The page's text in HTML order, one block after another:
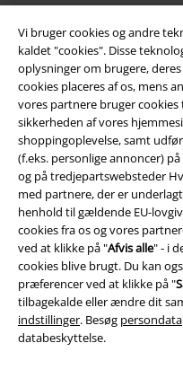
Vi bruger cookies og andre
kaldet "cookies". Disse
oplysninger om brugere,
cookies placeres af os, mens
vores partnere bruger
sikkerheden af ​​vores
shoppingoplevelse, samt
(f.eks. personlige annoncer)
og på tredjepartswebsteder
med partnere, der er
henhold til gældende EU-
cookies fra os og vores
ved at klikke på "Afvis alle" - i
cookies blive brugt. Du kan
præferencer ved at klikke på "
tilbagekalde eller ændre dit
indstillinger. Besøg
databeskyttelse.
Mere EMP
Partnerprogram
Bæredygtighed